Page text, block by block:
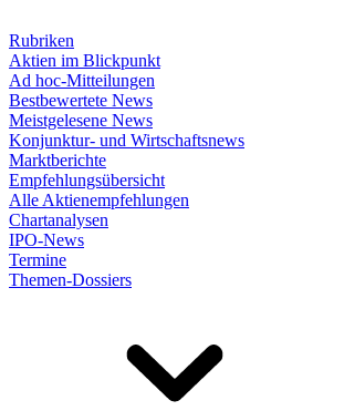
Rubriken
Aktien im Blickpunkt
Ad hoc-Mitteilungen
Bestbewertete News
Meistgelesene News
Konjunktur- und Wirtschaftsnews
Marktberichte
Empfehlungsübersicht
Alle Aktienempfehlungen
Chartanalysen
IPO-News
Termine
Themen-Dossiers